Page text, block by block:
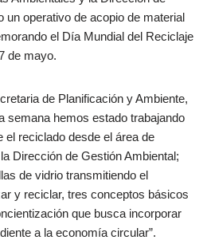
un operativo de acopio de material
el Día Mundial del Reciclaje
de mayo.
de Planificación y Ambiente,
semana hemos estado trabajando
el reciclado desde el área de
Dirección de Gestión Ambiental;
de vidrio transmitiendo el
y reciclar, tres conceptos básicos
que busca incorporar
a la economía circular”.